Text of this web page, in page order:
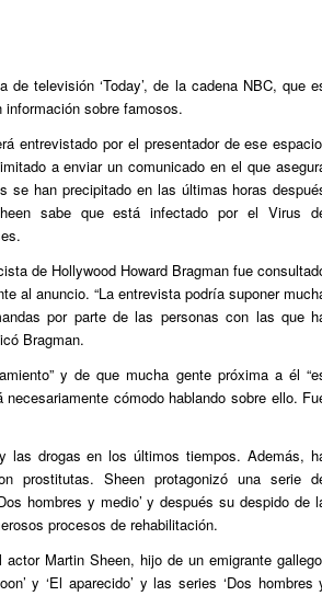
televisión ‘Today’, de la cadena NBC, que
sobre famosos.
entrevistado por el presentador de ese
a enviar un comunicado en el que
se han precipitado en las últimas horas
sabe que está infectado por el Virus
de Hollywood Howard Bragman fue
al anuncio. “La entrevista podría suponer
por parte de las personas con las que
Bragman.
y de que mucha gente próxima a él
cómodo hablando sobre ello.
las drogas en los últimos tiempos. Además,
prostitutas. Sheen protagonizó una serie
hombres y medio’ y después su despido de
procesos de rehabilitación.
Martin Sheen, hijo de un emigrante
y ‘El aparecido’ y las series ‘Dos hombres